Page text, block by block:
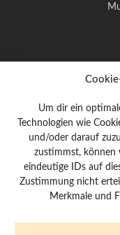
Um dir ein
Technologien wie
und/oder darauf
zustimmst, können
eindeutige IDs auf
Zustimmung nicht
Merkmale und
E-